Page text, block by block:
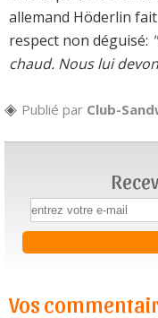
allemand Höderlin
respect non déguisé:
chaud. Nous lui
Publié par Club-
Vos